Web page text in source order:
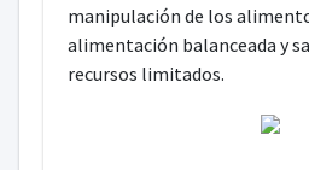
manipulación de los
alimentación balanceada y
recursos limitados.